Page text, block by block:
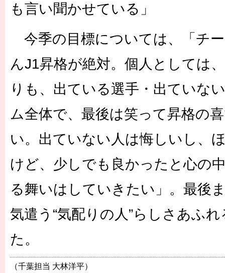
も言い聞かせている」
今季の目標については、「チ
んJ1昇格が絶対。個人としては
りも、出ている選手・出ていな
ム全体で、最後は笑って昇格の
い。出ていない人は悔しいし、
けど、少しでも良かったと心の
る舞いはしていきたい」。最後
気遣う“気配りの人”らしさあふ
た。
（千葉担当 大林洋平）